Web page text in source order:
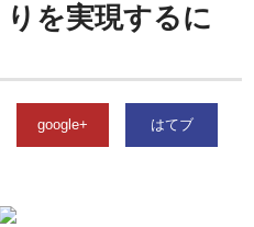
を実現するに
google+ はてブ